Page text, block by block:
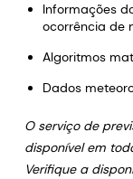
Informações
ocorrência de
Algoritmos
Dados
O serviço de
disponível em
Verifique a